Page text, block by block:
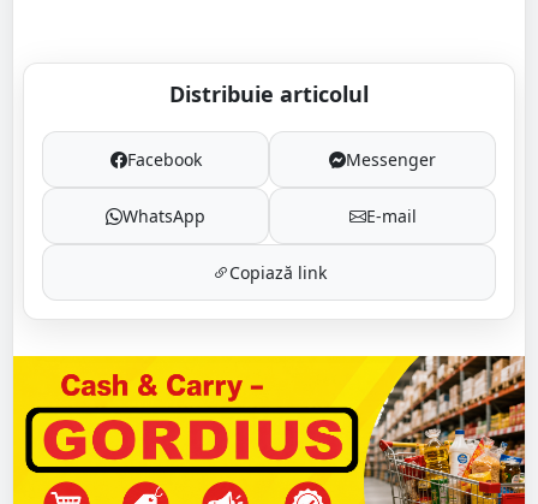
Distribuie articolul
Facebook Messenger
WhatsApp E-mail
Copiază link